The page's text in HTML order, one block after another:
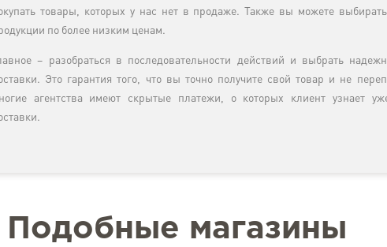
товары, которых у нас нет в продаже. Также вы можете
по более низким ценам.
– разобраться в последовательности действий и выбрать
Это гарантия того, что вы точно получите свой товар и не
агентства имеют скрытые платежи, о которых клиент узнает
Подобные магазины